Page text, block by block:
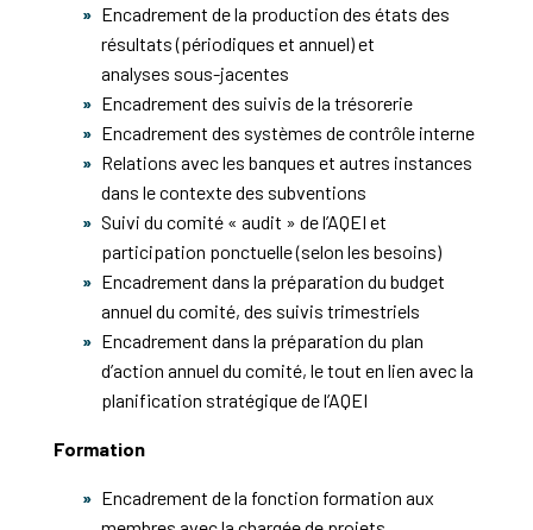
Encadrement de la production des états des
résultats (périodiques et annuel) et
analyses sous-jacentes
Encadrement des suivis de la trésorerie
Encadrement des systèmes de contrôle interne
Relations avec les banques et autres instances
dans le contexte des subventions
Suivi du comité « audit » de l’AQEI et
participation ponctuelle (selon les besoins)
Encadrement dans la préparation du budget
annuel du comité, des suivis trimestriels
Encadrement dans la préparation du plan
d’action annuel du comité, le tout en lien avec la
planification stratégique de l’AQEI
Formation
Encadrement de la fonction formation aux